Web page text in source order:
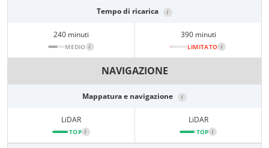
Tempo di ricarica i
240 minuti
MEDIO i
390 minuti
LIMITATO i
NAVIGAZIONE
Mappatura e navigazione i
LiDAR
TOP i
LiDAR
TOP i